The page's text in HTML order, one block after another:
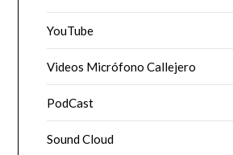
YouTube
Videos Micrófono Callejero
PodCast
Sound Cloud